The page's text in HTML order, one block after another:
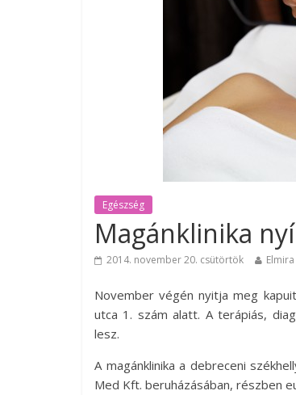
Egészség
Magánklinika
2014. november 20. csütörtök Elmira
November végén nyitja meg
utca 1. szám alatt. A terápiás,
lesz.
A magánklinika a debreceni
Med Kft. beruházásában, részben